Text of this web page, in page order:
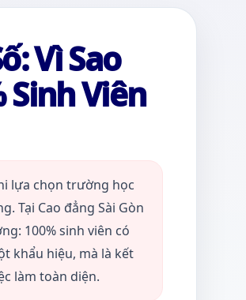
Vì Sao
Sinh Viên
lựa chọn trường học
Tại Cao đẳng Sài Gòn
100% sinh viên có
khẩu hiệu, mà là kết
làm toàn diện.